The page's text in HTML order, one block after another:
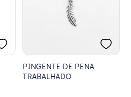
PINGENTE DE PENA
TRABALHADO